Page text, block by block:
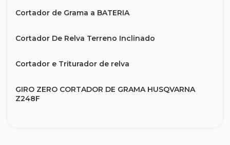
Cortador de Grama a BATERIA
Cortador De Relva Terreno Inclinado
Cortador e Triturador de relva
GIRO ZERO CORTADOR DE GRAMA HUSQVARNA
Z248F